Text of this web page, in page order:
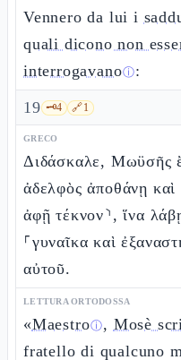
Vennero da lui i
quali dicono non
interrogavanoⓘ:
19 🗝️4 🔗1
GRECO
Διδάσκαλε, Μωϋσῆς
ἀδελφὸς ἀποθάνῃ καὶ
ἀφῇ τέκνον⸃, ἵνα
⸀γυναῖκα καὶ
αὐτοῦ.
LETTURA ORTODOSSA
«Maestroⓘ, Mosè
fratello di qualcuno